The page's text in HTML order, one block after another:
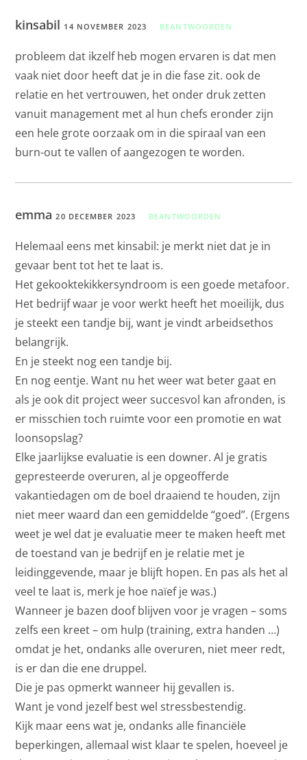
kinsabil 14 NOVEMBER 2023 BEANTWOORDEN
probleem dat ikzelf heb mogen ervaren is dat men
vaak niet door heeft dat je in die fase zit. ook de
relatie en het vertrouwen, het onder druk zetten
vanuit management met al hun chefs eronder zijn
een hele grote oorzaak om in die spiraal van een
burn-out te vallen of aangezogen te worden.
emma20 DECEMBER 2023 BEANTWOORDEN
Helemaal eens met kinsabil: je merkt niet dat je in
gevaar bent tot het te laat is.
Het gekooktekikkersyndroom is een goede metafoor.
Het bedrijf waar je voor werkt heeft het moeilijk, dus
je steekt een tandje bij, want je vindt arbeidsethos
belangrijk.
En je steekt nog een tandje bij.
En nog eentje. Want nu het weer wat beter gaat en
als je ook dit project weer succesvol kan afronden, is
er misschien toch ruimte voor een promotie en wat
loonsopslag?
Elke jaarlijkse evaluatie is een downer. Al je gratis
gepresteerde overuren, al je opgeofferde
vakantiedagen om de boel draaiend te houden, zijn
niet meer waard dan een gemiddelde “goed”. (Ergens
weet je wel dat je evaluatie meer te maken heeft met
de toestand van je bedrijf en je relatie met je
leidinggevende, maar je blijft hopen. En pas als het al
veel te laat is, merk je hoe naïef je was.)
Wanneer je bazen doof blijven voor je vragen – soms
zelfs een kreet – om hulp (training, extra handen …)
omdat je het, ondanks alle overuren, niet meer redt,
is er dan die ene druppel.
Die je pas opmerkt wanneer hij gevallen is.
Want je vond jezelf best wel stressbestendig.
Kijk maar eens wat je, ondanks alle financiële
beperkingen, allemaal wist klaar te spelen, hoeveel je